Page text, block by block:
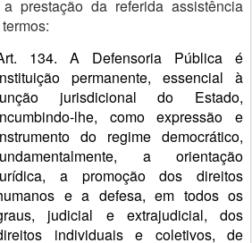
prestação da referida assistência
134. A Defensoria Pública é
permanente, essencial à
jurisdicional do Estado,
lhe, como expressão e
do regime democrático,
a orientação
a promoção dos direitos
e a defesa, em todos os
judicial e extrajudicial, dos
individuais e coletivos, de